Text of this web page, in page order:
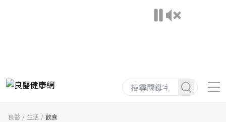
良醫 生活 飲食